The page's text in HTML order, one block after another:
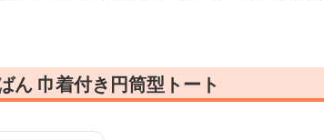
ん 巾着付き円筒型トート